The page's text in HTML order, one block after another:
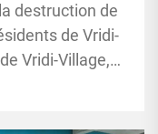
destruction de
de Vridi-
Vridi-Village,